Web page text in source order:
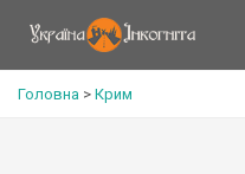
Головна > Крим